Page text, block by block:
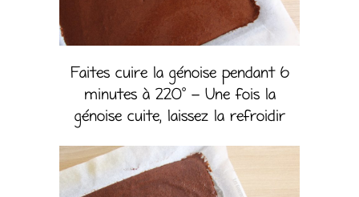
Faites cuire la génoise pendant 6
minutes à 220° – Une fois la
génoise cuite, laissez la refroidir